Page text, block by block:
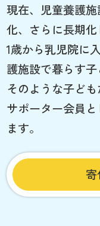
現在、児童養護
化、さらに長期化
1歳から乳児院に
護施設で暮らす子
そのような子ども
サポーター会員
ます。